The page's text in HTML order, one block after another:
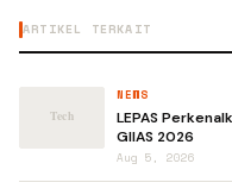
ARTIKEL TERKAIT
NEWS
LEPAS
GIIAS 2026
Aug 5, 2026